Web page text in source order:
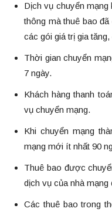
Dịch vụ chuyển
thông mà thuê bao
các gói giá trị gia
Thời gian chuyển
7 ngày.
Khách hàng thanh
vụ chuyển mạng.
Khi chuyển mạng
mạng mới ít nhất 90
Thuê bao được
dịch vụ của nhà mạng
Các thuê bao trong